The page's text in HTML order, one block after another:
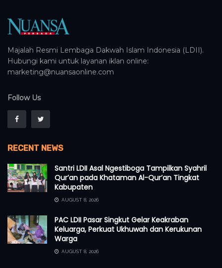
Majalah Resmi Lembaga Dakwah Islam Indonesia (LDII).
Hubungi kami untuk layanan iklan online:
marketing@nuansaonline.com
Follow Us
RECENT NEWS
Santri LDII Asal Ngestiboga Tampilkan Syahril
Qur’an pada Khataman Al-Qur’an Tingkat
Kabupaten
AUGUST 8, 2026
PAC LDII Pasar Singkut Gelar Keakraban
Keluarga, Perkuat Ukhuwah dan Kerukunan
Warga
AUGUST 8, 2026